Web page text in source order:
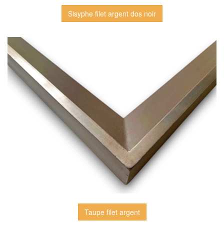
Sisyphe filet argent dos noir
Taupe filet argent